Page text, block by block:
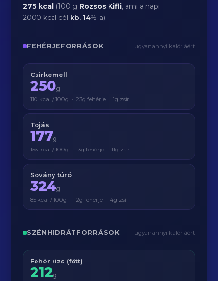
275 kcal (100 g Rozsos Kifli, ami a napi
2000 kcal cél kb. 14%-a).
FEHÉRJEFORRÁSOK ugyanannyi kalóriáért
Csirkemell
250g
110 kcal / 100g · 23g fehérje · 1g zsír
Tojás
177g
155 kcal / 100g · 13g fehérje · 11g zsír
Sovány túró
324g
85 kcal / 100g · 12g fehérje · 4g zsír
SZÉNHIDRÁTFORRÁSOK ugyanannyi kalóriáért
Fehér rizs (főtt)
212g